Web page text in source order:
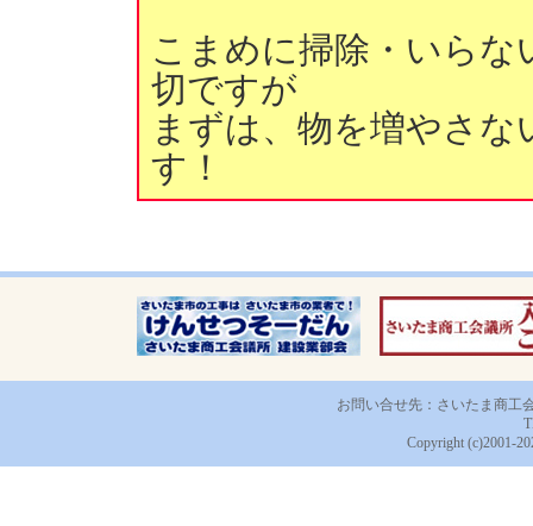
こまめに掃除・いら
切ですが
まずは、物を増やさ
す！
お問い合せ先：さいたま商工
Copyright (c)2001-